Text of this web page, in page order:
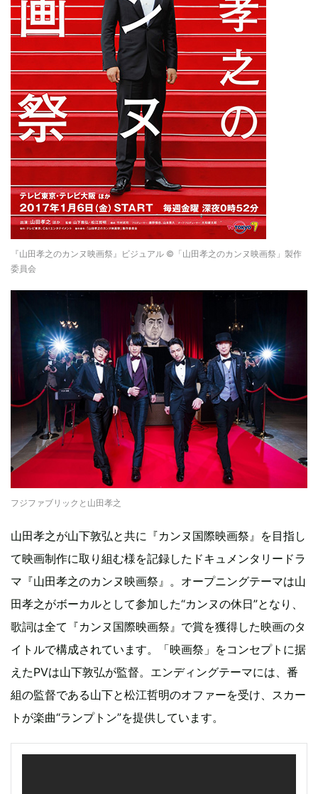
『山田孝之のカンヌ映画祭』ビジュアル ©「山田孝之のカンヌ映画祭」製作
委員会
フジファブリックと山田孝之
山田孝之が山下敦弘と共に『カンヌ国際映画祭』を目指し
て映画制作に取り組む様を記録したドキュメンタリードラ
マ『山田孝之のカンヌ映画祭』。オープニングテーマは山
田孝之がボーカルとして参加した“カンヌの休日”となり、
歌詞は全て『カンヌ国際映画祭』で賞を獲得した映画のタ
イトルで構成されています。「映画祭」をコンセプトに据
えたPVは山下敦弘が監督。エンディングテーマには、番
組の監督である山下と松江哲明のオファーを受け、スカー
トが楽曲“ランプトン”を提供しています。